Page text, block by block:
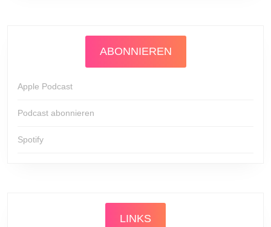
ABONNIEREN
Apple Podcast
Podcast abonnieren
Spotify
LINKS